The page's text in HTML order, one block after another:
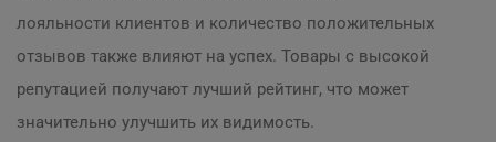
лояльности клиентов и количество положительных
отзывов также влияют на успех. Товары с высокой
репутацией получают лучший рейтинг, что может
значительно улучшить их видимость.